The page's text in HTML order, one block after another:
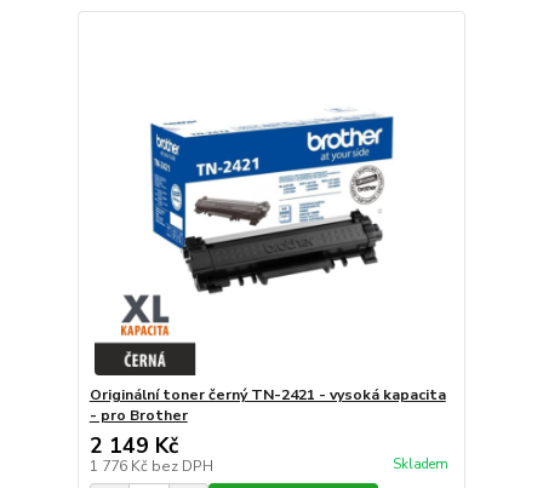
Originální toner černý TN-2421 - vysoká kapacita
- pro Brother
2 149 Kč
1 776 Kč bez DPH Skladem